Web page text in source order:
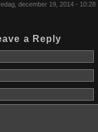
december 19, 2014 - 10:28
a Reply